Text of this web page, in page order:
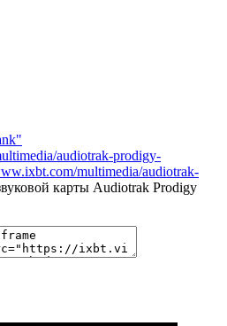
audiotrak-prodigy-
multimedia/audiotrak-
карты Audiotrak Prodigy